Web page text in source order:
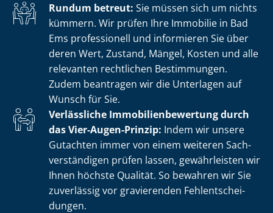
Rundum betreut: Sie müssen sich um nichts
kümmern. Wir prüfen Ihre Immobilie in Bad
Ems professionell und informieren Sie über
deren Wert, Zustand, Mängel, Kosten und alle
relevanten rechtlichen Bestimmungen.
Zudem beantragen wir die Unterlagen auf
Wunsch für Sie.
Verlässliche Im­mo­bi­li­en­be­wer­tung durch
das Vier-Augen-Prinzip: Indem wir unsere
Gutachten immer von einem weiteren Sach­
ver­stän­di­gen prüfen lassen, gewährleisten wir
Ihnen höchste Qualität. So bewahren wir Sie
zuverlässig vor gravierenden Fehl­ent­schei­
dun­gen.